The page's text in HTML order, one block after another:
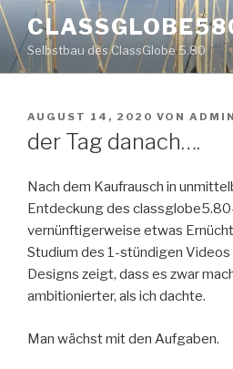
Zum
Inhalt
springenSelbstbau des ClassGlobe 5.80
VERÖFFENTLICHT
AM
AUGUST 14, 2020 VON ADMIN
der Tag danach….
Nach dem Kaufrausch in
Entdeckung des
vernünftigerweise etwas
Studium des 1-stündigen
Designs zeigt, dass es zwar
ambitionierter, als ich dachte.
Man wächst mit den Aufgaben.